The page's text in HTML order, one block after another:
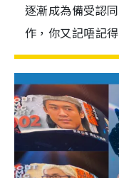
逐漸成為備受認
作，你又記唔記